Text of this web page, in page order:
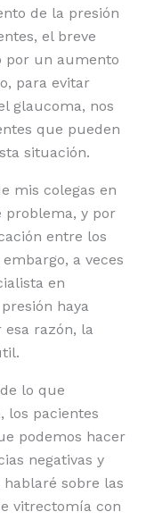
de la presión
el breve
por un aumento
para evitar
glaucoma, nos
que pueden
situación.
mis colegas en
problema, y por
entre los
a veces
en
haya
esa razón, la
lo que
los pacientes
podemos hacer
negativas y
sobre las
vitrectomía con